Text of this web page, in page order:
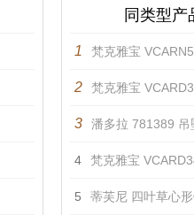
同类型产
1 梵克雅宝
2 梵克雅宝
3 潘多拉 781389 吊
4 梵克雅宝
5 蒂芙尼 四叶草心形